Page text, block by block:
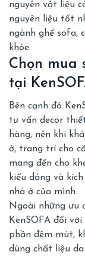
nguyên vật liệu
nguyên liệu tốt
ngành ghế sofa,
khỏe.
Chọn mua
tại
Bên cạnh đó
tư vấn decor
hàng, nên khi
ở, trang trí cho
mang đến cho
kiểu dáng và
nhà ở của mình.
Ngoài những ưu
KenSOFA đối
phần đệm mút,
dùng chất liệu